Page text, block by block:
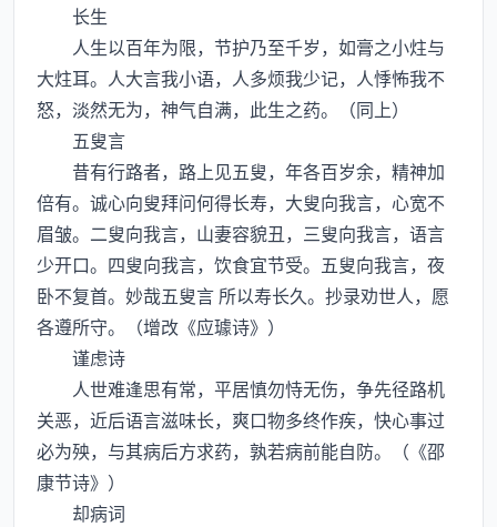
长生
人生以百年为限，节护乃至千岁，如膏之小炷与
大炷耳。人大言我小语，人多烦我少记，人悸怖我不
怒，淡然无为，神气自满，此生之药。（同上）
五叟言
昔有行路者，路上见五叟，年各百岁余，精神加
倍有。诚心向叟拜问何得长寿，大叟向我言，心宽不
眉皱。二叟向我言，山妻容貌丑，三叟向我言，语言
少开口。四叟向我言，饮食宜节受。五叟向我言，夜
卧不复首。妙哉五叟言 所以寿长久。抄录劝世人，愿
各遵所守。（增改《应璩诗》）
谨虑诗
人世难逢思有常，平居慎勿恃无伤，争先径路机
关恶，近后语言滋味长，爽口物多终作疾，快心事过
必为殃，与其病后方求药，孰若病前能自防。（《邵
康节诗》）
却病词